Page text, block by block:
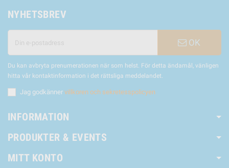
NYHETSBREV
OK
Du kan avbryta prenumerationen när som helst. För detta ändamål, vänligen
hitta vår kontaktinformation i det rättsliga meddelandet.
Jag godkänner villkoren och sekretesspolicyen
INFORMATION
PRODUKTER & EVENTS
MITT KONTO